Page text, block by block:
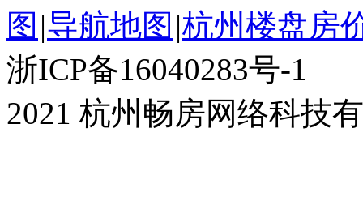
图 |导航地图 |杭州楼盘房
浙ICP备16040283号-1
2021 杭州畅房网络科技